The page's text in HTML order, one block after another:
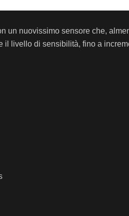
un nuovissimo sensore che,
livello di sensibilità, fino a